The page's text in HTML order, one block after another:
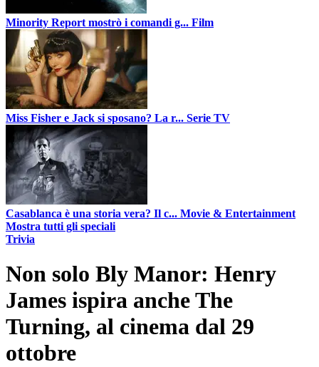
Minority Report mostrò i comandi g... Film
Miss Fisher e Jack si sposano? La r... Serie TV
Casablanca è una storia vera? Il c... Movie & Entertainment
Mostra tutti gli speciali
Trivia
Non solo Bly Manor: Henry
James ispira anche The
Turning, al cinema dal 29
ottobre